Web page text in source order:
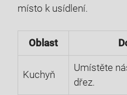
místo k usídlení.
Oblast
Kuchyň
Umístěte
dřez.